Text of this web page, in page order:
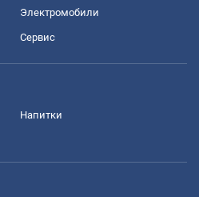
Электромобили
Сервис
Напитки